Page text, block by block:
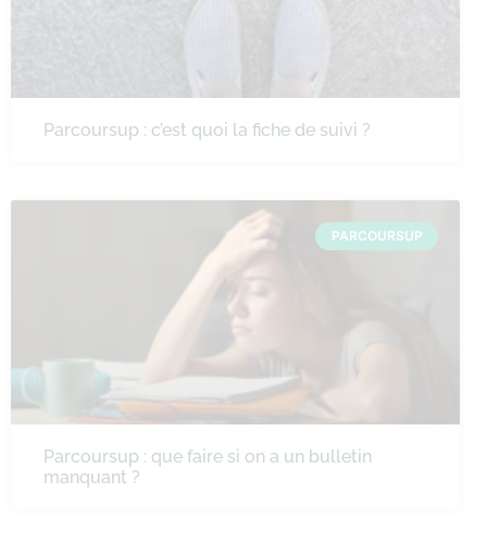
Parcoursup : c’est quoi la fiche de suivi ?
PARCOURSUP
Parcoursup : que faire si on a un bulletin
manquant ?